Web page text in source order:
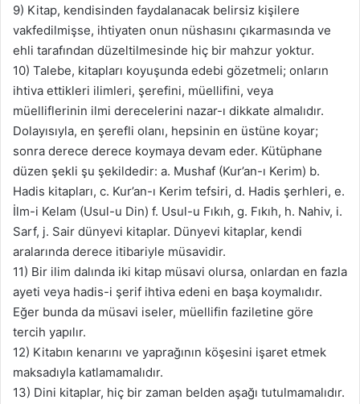
9) Kitap, kendisinden faydalanacak belirsiz kişilere
vakfedilmişse, ihtiyaten onun nüshasını çıkarmasında ve
ehli tarafından düzeltilmesinde hiç bir mahzur yoktur.
10) Talebe, kitapları koyuşunda edebi gözetmeli; onların
ihtiva ettikleri ilimleri, şerefini, müellifini, veya
müelliflerinin ilmi derecelerini nazar-ı dikkate almalıdır.
Dolayısıyla, en şerefli olanı, hepsinin en üstüne koyar;
sonra derece derece koymaya devam eder. Kütüphane
düzen şekli şu şekildedir: a. Mushaf (Kur’an-ı Kerim) b.
Hadis kitapları, c. Kur’an-ı Kerim tefsiri, d. Hadis şerhleri, e.
İlm-i Kelam (Usul-u Din) f. Usul-u Fıkıh, g. Fıkıh, h. Nahiv, i.
Sarf, j. Sair dünyevi kitaplar. Dünyevi kitaplar, kendi
aralarında derece itibariyle müsavidir.
11) Bir ilim dalında iki kitap müsavi olursa, onlardan en fazla
ayeti veya hadis-i şerif ihtiva edeni en başa koymalıdır.
Eğer bunda da müsavi iseler, müellifin faziletine göre
tercih yapılır.
12) Kitabın kenarını ve yaprağının köşesini işaret etmek
maksadıyla katlamamalıdır.
13) Dini kitaplar, hiç bir zaman belden aşağı tutulmamalıdır.